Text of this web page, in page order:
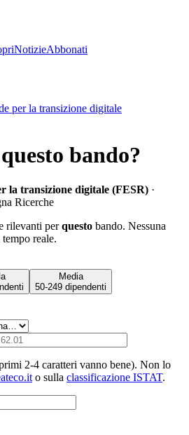
NotizieAbbonati
per la transizione digitale
bando?
la transizione digitale (FESR) ·
Ricerche
rilevanti perquesto bando. Nessuna
reale.
Media
50-249 dipendenti
2-4 caratteri vanno bene). Non lo
o sulla classificazione ISTAT.